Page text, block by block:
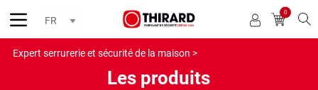
0
Expert serrurerie et sécurité de la maison >
Les produits